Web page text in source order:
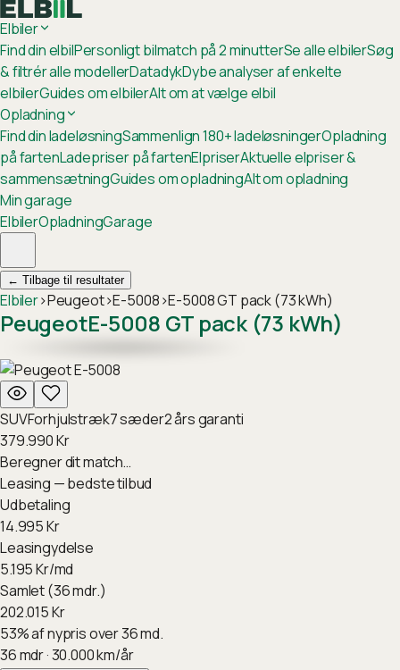
Elbiler
Find din elbilPersonligt bilmatch på 2 minutterSe alle elbilerSøg
& filtrér alle modellerDatadykDybe analyser af enkelte
elbilerGuides om elbilerAlt om at vælge elbil
Opladning
Find din ladeløsningSammenlign 180+ ladeløsningerOpladning
på fartenLadepriser på fartenElpriserAktuelle elpriser &
sammensætningGuides om opladningAlt om opladning
Min garage
ElbilerOpladningGarage
← Tilbage til resultater
Elbiler›Peugeot›E-5008›E-5008 GT pack (73 kWh)
PeugeotE-5008 GT pack (73 kWh)
SUVForhjulstræk7sæder2års garanti
379.990Kr
Beregner dit match…
Leasing — bedste tilbud
Udbetaling
14.995Kr
Leasingydelse
5.195Kr/md
Samlet (36 mdr.)
202.015Kr
53%af nypris over 36 md.
36mdr ·30.000km/år